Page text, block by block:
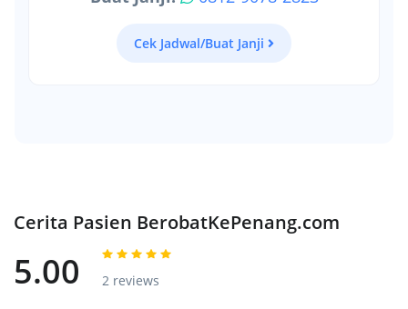
Cek Jadwal/Buat Janji
Cerita Pasien BerobatKePenang.com
5.00 2 reviews